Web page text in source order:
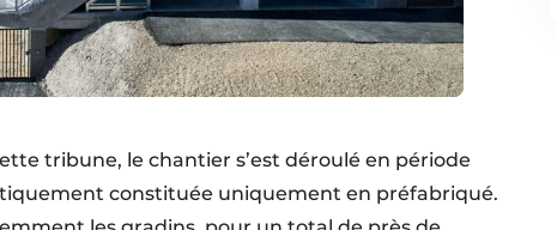
tribune, le chantier s’est déroulé en période
constituée uniquement en préfabriqué.